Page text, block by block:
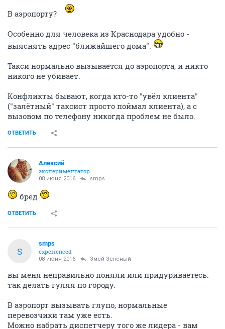
В аэропорту?
Особенно для человека из Краснодара удобно -
выяснять адрес "ближайшего дома".
Такси нормально вызывается до аэропорта, и никто
никого не убивает.
Конфликты бывают, когда кто-то "увёл клиента"
("залётный" таксист просто поймал клиента), а с
вызовом по телефону никогда проблем не было.
ОТВЕТИТЬ
Алексий
экспериментатор
08 июня 2016 smps
бред
ОТВЕТИТЬ
S
smps
experienced
08 июня 2016 Змей Зелёный
вы меня неправильно поняли или придуриваетесь.
так делать гуляя по городу.
В аэропорт вызывать глупо, нормальные
перевозчики там уже есть.
Можно набрать диспетчеру того же лидера - вам